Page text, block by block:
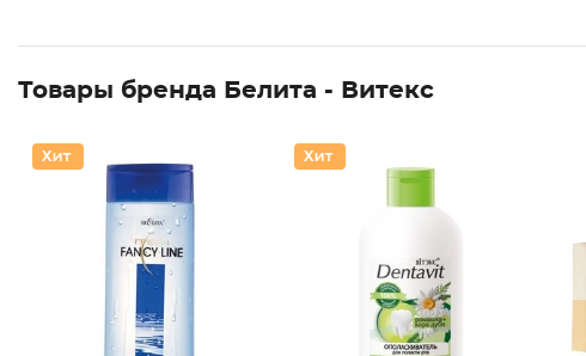
Товары бренда Белита - Витекс